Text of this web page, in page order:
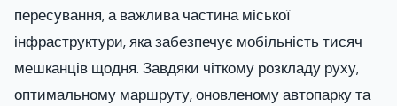
пересування, а важлива частина міської
інфраструктури, яка забезпечує мобільність тисяч
мешканців щодня. Завдяки чіткому розкладу руху,
оптимальному маршруту, оновленому автопарку та